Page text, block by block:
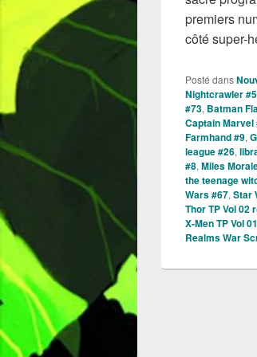
premiers
côté super-
Posté dans
Nightcrawler #5
#73, Batman
Captain Marvel
Farmhand #9,
league #26,
#8, Miles
the teenage
Wars #67, Star
Thor TP Vol 02
X-Men TP Vol 01
Realms War